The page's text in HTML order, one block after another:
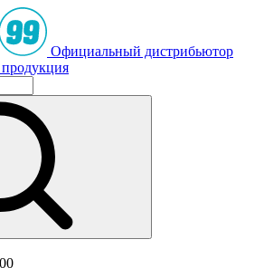
Официальный дистрибьютор